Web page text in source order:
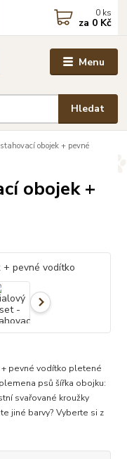
Menu
Hledat
0 ks
za 0 Kč
obojek + pevné
obojek +
pevné vodítko pletené
psů šířka obojku:
svařované kroužky
jiné barvy? Vyberte si z